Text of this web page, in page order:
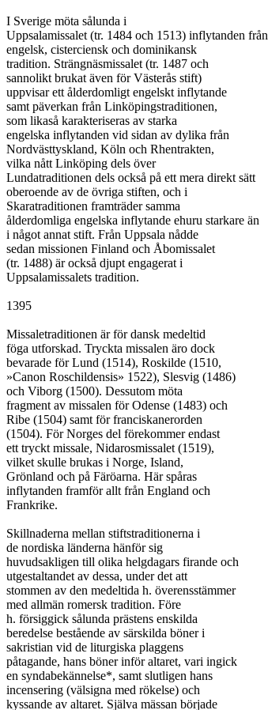
I Sverige möta sålunda i
Uppsalamissalet (tr. 1484 och 1513) inflytanden från
engelsk, cisterciensk och dominikansk
tradition. Strängnäsmissalet (tr. 1487 och
sannolikt brukat även för Västerås stift)
uppvisar ett ålderdomligt engelskt inflytande
samt päverkan från Linköpingstraditionen,
som likaså karakteriseras av starka
engelska inflytanden vid sidan av dylika från
Nordvästtyskland, Köln och Rhentrakten,
vilka nått Linköping dels över
Lundatraditionen dels också på ett mera direkt sätt
oberoende av de övriga stiften, och i
Skaratraditionen framträder samma
ålderdomliga engelska inflytande ehuru starkare än
i något annat stift. Från Uppsala nådde
sedan missionen Finland och Åbomissalet
(tr. 1488) är också djupt engagerat i
Uppsalamissalets tradition.
1395
Missaletraditionen är för dansk medeltid
föga utforskad. Tryckta missalen äro dock
bevarade för Lund (1514), Roskilde (1510,
»Canon Roschildensis» 1522), Slesvig (1486)
och Viborg (1500). Dessutom möta
fragment av missalen för Odense (1483) och
Ribe (1504) samt för franciskanerorden
(1504). För Norges del förekommer endast
ett tryckt missale, Nidarosmissalet (1519),
vilket skulle brukas i Norge, Island,
Grönland och på Färöarna. Här spåras
inflytanden framför allt från England och
Frankrike.
Skillnaderna mellan stiftstraditionerna i
de nordiska länderna hänför sig
huvudsakligen till olika helgdagars firande och
utgestaltandet av dessa, under det att
stommen av den medeltida h. överensstämmer
med allmän romersk tradition. Före
h. försiggick sålunda prästens enskilda
beredelse bestående av särskilda böner i
sakristian vid de liturgiska plaggens
påtagande, hans böner inför altaret, vari ingick
en syndabekännelse*, samt slutligen hans
incensering (välsigna med rökelse) och
kyssande av altaret. Själva mässan började